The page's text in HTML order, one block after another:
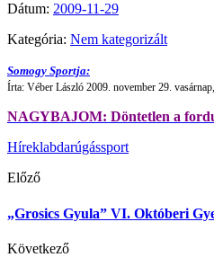
Dátum: 2009-11-29
Kategória: Nem kategorizált
Somogy Sportja:
Írta: Véber László 2009. november 29.
NAGYBAJOM: Döntetlen a
Híreklabdarúgássport
Előző
„Grosics Gyula” VI. Októberi
Következő